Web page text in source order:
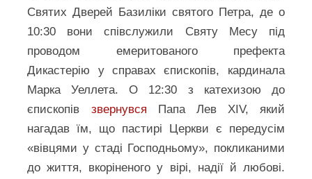
Святих Дверей Базиліки святого Петра, де о
10:30 вони співслужили Святу Месу під
проводом емеритованого префекта
Дикастерію у справах єпископів, кардинала
Марка Уеллета. О 12:30 з катехизою до
єпископів звернувся Папа Лев XIV, який
нагадав їм, що пастирі Церкви є передусім
«вівцями у стаді Господньому», покликаними
до життя, вкоріненого у вірі, надії й любові.